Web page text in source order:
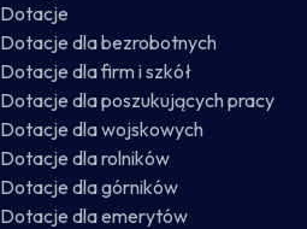
Dotacje
Dotacje dla bezrobotnych
Dotacje dla firm i szkół
Dotacje dla poszukujących pracy
Dotacje dla wojskowych
Dotacje dla rolników
Dotacje dla górników
Dotacje dla emerytów